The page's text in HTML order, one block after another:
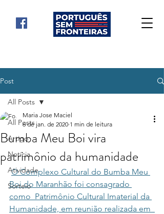
Post
All Posts
Artigo
Notícia
Atividade
Sorteio
All Posts
Bumba Meu Boi vira
patrimônio da humanidade
Maria Jose Maciel
6 de jan. de 2020 1 min de leitura
O Complexo Cultural do Bumba Meu
Boi do Maranhão foi consagrado
como  Patrimônio Cultural Imaterial da
Humanidade, em reunião realizada em